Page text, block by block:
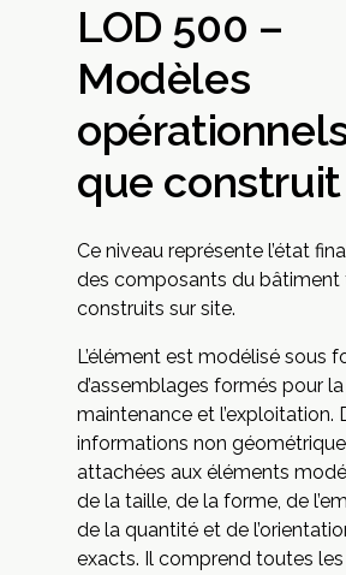
LOD 500 –
Modèles
que construit
Ce niveau représente l’état
des composants du bâtiment
construits sur site.
L’élément est modélisé sous
d’assemblages formés pour la
maintenance et l’exploitation.
informations non
attachées aux éléments
de la taille, de la forme, de
de la quantité et de
exacts. Il comprend toutes